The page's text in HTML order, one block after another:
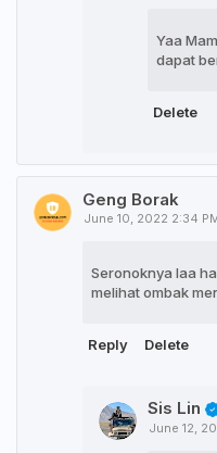
Yaa
dapat
Delete
Geng Borak
June 10, 2022 2:34
Seronoknya laa
melihat ombak
Reply Delete
Sis Lin
June 12,